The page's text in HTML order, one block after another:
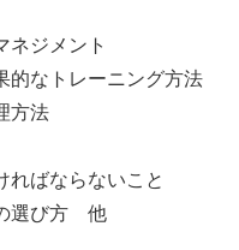
ネジメント
的なトレーニング方法
方法
ればならないこと
選び方 他